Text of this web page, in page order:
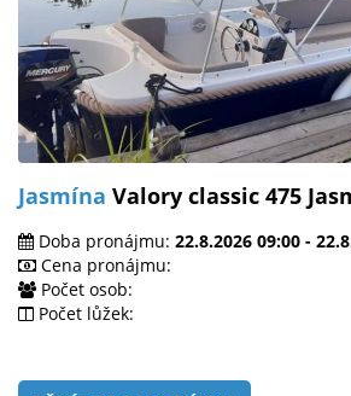
Jasmína Valory classic 475
Doba pronájmu: 22.8.2026 09:00 -
Cena pronájmu:
Počet osob:
Počet lůžek: